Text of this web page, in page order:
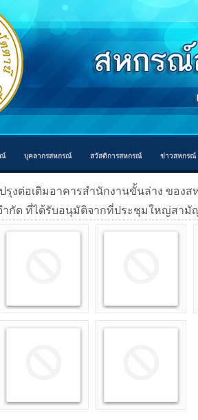
ณ์ บุคลากรสหกรณ์ สวัสดิการสหกรณ์ ข่าวสหกรณ์
รุงต่อเติมอาคารสำนักงานขั้นล่าง ขอ
กัด ที่ได้รับอนุมัติจากที่ประชุมใหญ่สามั